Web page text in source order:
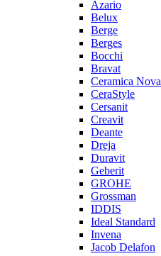
Azario
Belux
Berge
Berges
Bocchi
Bravat
Ceramica Nova
CeraStyle
Cersanit
Creavit
Deante
Dreja
Duravit
Geberit
GROHE
Grossman
IDDIS
Ideal Standard
Invena
Jacob Delafon